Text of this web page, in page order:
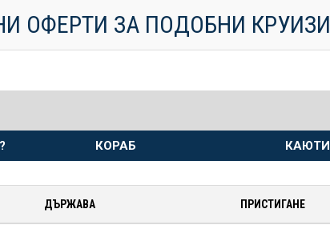
ОФЕРТИ ЗА ПОДОБНИ КРУИЗИ
КОРАБ КАЮТИ
ДЪРЖАВА ПРИСТИГАНЕ